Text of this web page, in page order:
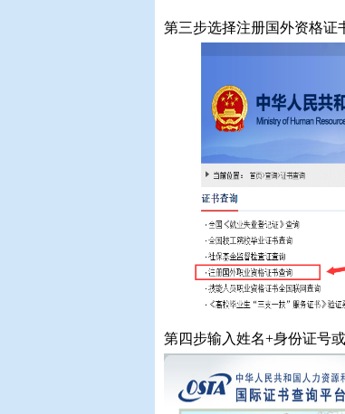
第三步选择注册国外资格证
第四步输入姓名+身份证号